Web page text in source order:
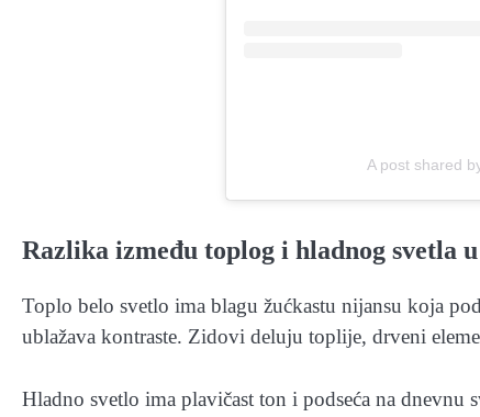
A post shared
Razlika između toplog i hladnog svetla
Toplo belo svetlo ima blagu žućkastu nijansu koja
ublažava kontraste. Zidovi deluju toplije, drveni
Hladno svetlo ima plavičast ton i podseća na dnevnu